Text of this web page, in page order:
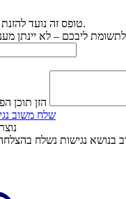
טופס זה נועד להזנת משוב בנושא נגישות בלבד.
הזן תוכן
שלח משוב